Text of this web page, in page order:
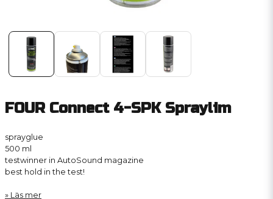
FOUR Connect 4-SPK Spraylim
sprayglue
500 ml
testwinner in AutoSound magazine
best hold in the test!
Läs mer